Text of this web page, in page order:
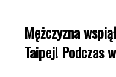
Mężczyzna
Taipej! Podczas